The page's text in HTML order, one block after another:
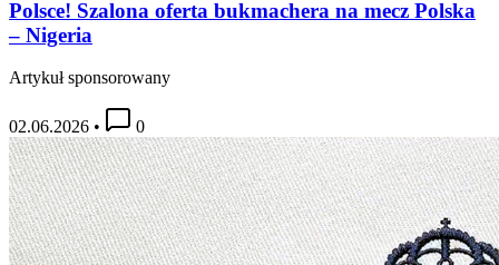
Polsce! Szalona oferta bukmachera na mecz Polska
– Nigeria
Artykuł sponsorowany
02.06.2026 • 0